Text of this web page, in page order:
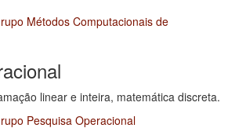
Métodos Computacionais de
linear e inteira, matemática discreta.
Pesquisa Operacional